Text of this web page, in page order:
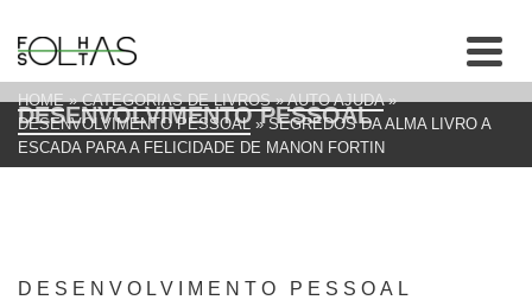
DESENVOLVIMENTO PESSOAL
HOME » CATEGORIAS DE LIVROS » AUTO AJUDA »
DESENVOLVIMENTO PESSOAL » SEGREDOS DA ALMA LIVRO A
ESCADA PARA A FELICIDADE DE MANON FORTIN
DESENVOLVIMENTO PESSOAL